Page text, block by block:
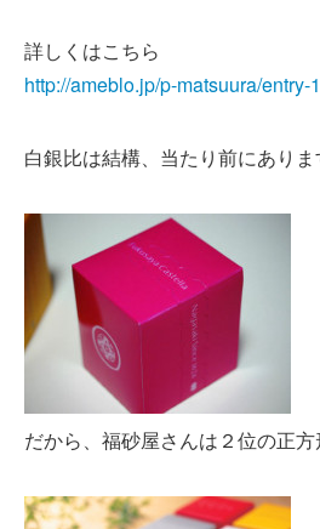
詳しくはこちら
http://ameblo.jp/p-matsuura/
白銀比は結構、当たり前にありま
だから、福砂屋さんは２位の正方